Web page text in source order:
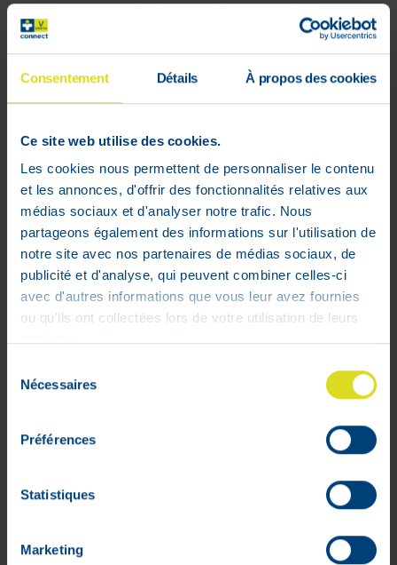
Consentement Détails À propos des cookies
Ce site web utilise des cookies.
Les cookies nous permettent de personnaliser le contenu
et les annonces, d'offrir des fonctionnalités relatives aux
médias sociaux et d'analyser notre trafic. Nous
partageons également des informations sur l'utilisation de
notre site avec nos partenaires de médias sociaux, de
publicité et d'analyse, qui peuvent combiner celles-ci
avec d'autres informations que vous leur avez fournies
ou qu'ils ont collectées lors de votre utilisation de leurs
Nécessaires
Préférences
Statistiques
Marketing
Livraison rapide et gratuite
Paiement 100%
Mon compte
Mon panier
Listes d'envie
Rétractation
Cookies